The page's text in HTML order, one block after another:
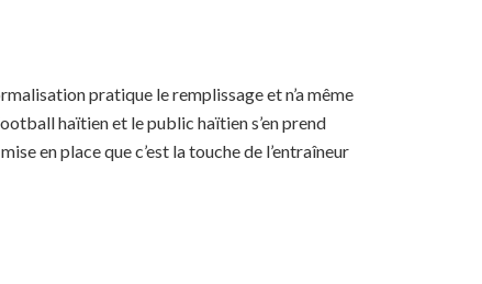
pratique le remplissage et n’a même
haïtien et le public haïtien s’en prend
en place que c’est la touche de l’entraîneur